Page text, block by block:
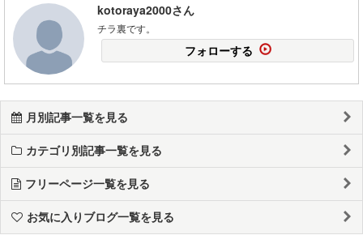
kotoraya2000さん
チラ裏です。
フォローする
月別記事一覧を見る
カテゴリ別記事一覧を見る
フリーページ一覧を見る
お気に入りブログ一覧を見る